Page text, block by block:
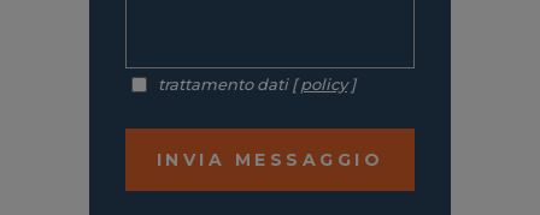
trattamento dati [policy]